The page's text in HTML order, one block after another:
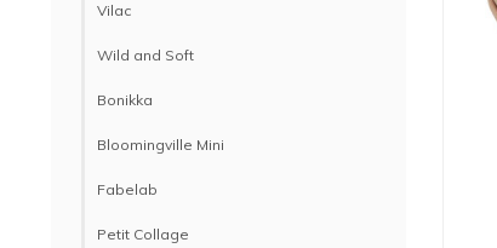
Vilac
Wild and Soft
Bonikka
Bloomingville Mini
Fabelab
Petit Collage